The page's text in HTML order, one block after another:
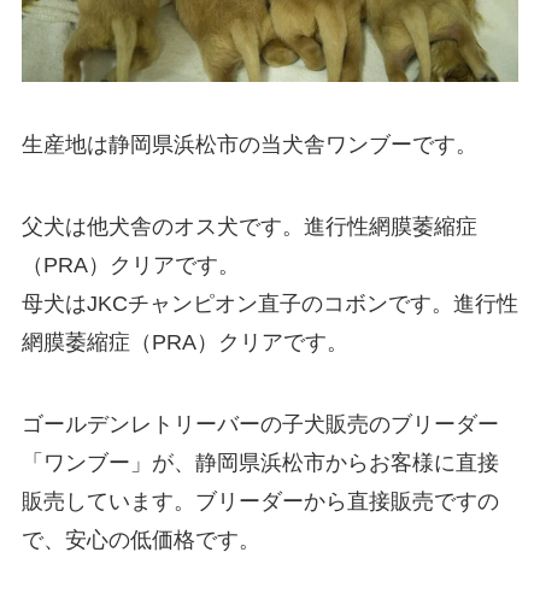
生産地は静岡県浜松市の当犬舎ワンブーです。
父犬は他犬舎のオス犬です。進行性網膜萎縮症
（PRA）クリアです。
母犬はJKCチャンピオン直子のコボンです。進行性
網膜萎縮症（PRA）クリアです。
ゴールデンレトリーバーの子犬販売のブリーダー
「ワンブー」が、静岡県浜松市からお客様に直接
販売しています。ブリーダーから直接販売ですの
で、安心の低価格です。